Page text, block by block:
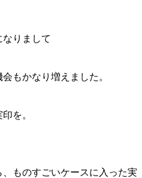
りまして
もかなり増えました。
を。
ものすごいケースに入った実